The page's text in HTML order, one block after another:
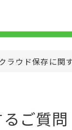
クラウド保存に関
ご質